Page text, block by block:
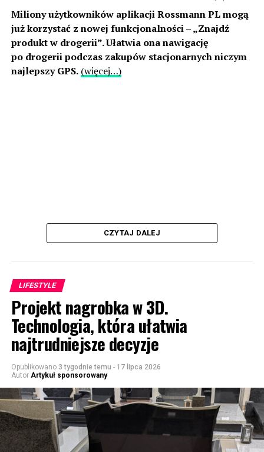
Miliony użytkowników aplikacji Rossmann PL mogą
już korzystać z nowej funkcjonalności – „Znajdź
produkt w drogerii”. Ułatwia ona nawigację
po drogerii podczas zakupów stacjonarnych niczym
najlepszy GPS. (więcej…)
CZYTAJ DALEJ
LIFESTYLE
Projekt nagrobka w 3D.
Technologia, która ułatwia
najtrudniejsze decyzje
Opublikowano 3 tygodnie temu - 17 lipca 2026
Autor Artykuł sponsorowany